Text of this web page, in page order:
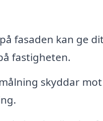
fasaden kan ge
fastigheten.
skyddar